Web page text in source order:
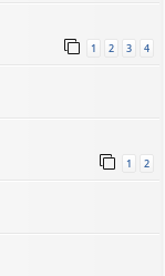
1 2 3 4
1 2